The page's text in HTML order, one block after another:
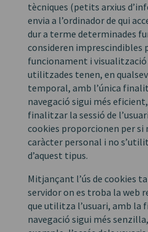
tècniques (petits arxius
envia a l’ordinador de qui
dur a terme determinades
consideren imprescindibles
funcionament i visualització
utilitzades tenen, en
temporal, amb l’única
navegació sigui més
finalitzar la sessió de
cookies proporcionen per si
caràcter personal i no
d’aquest tipus.
Mitjançant l’ús de cookies
servidor on es troba la web
que utilitza l’usuari, amb la
navegació sigui més